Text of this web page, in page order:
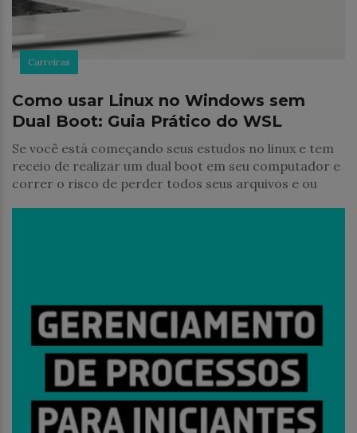
Carreiras
Como usar Linux no Windows sem
Dual Boot: Guia Prático do WSL
Se você está começando seus estudos no linux e tem
receio de realizar um dual boot em seu computador e
correr o risco de perder todos seus arquivos e ou